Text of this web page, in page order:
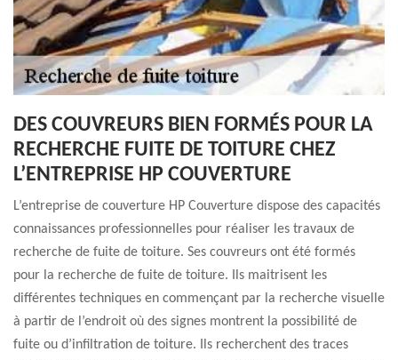
DES COUVREURS BIEN FORMÉS POUR LA
RECHERCHE FUITE DE TOITURE CHEZ
L’ENTREPRISE HP COUVERTURE
L’entreprise de couverture HP Couverture dispose des capacités
connaissances professionnelles pour réaliser les travaux de
recherche de fuite de toiture. Ses couvreurs ont été formés
pour la recherche de fuite de toiture. Ils maitrisent les
différentes techniques en commençant par la recherche visuelle
à partir de l’endroit où des signes montrent la possibilité de
fuite ou d’infiltration de toiture. Ils recherchent des traces